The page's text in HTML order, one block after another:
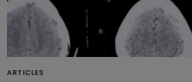
ARTICLES